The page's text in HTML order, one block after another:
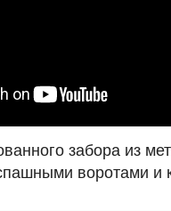
забора из
воротами и